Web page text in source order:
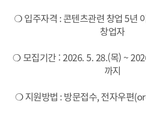
❍입주자격 : 콘텐츠관련 창업 5년
창업자
❍ 모집기간 : 2026. 5. 28.(목) ~
까지
❍지원방법 : 방문접수, 전자우편